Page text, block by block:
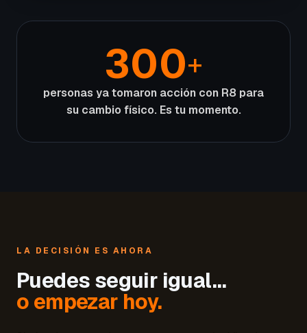
300+
personas ya tomaron acción con R8 para
su cambio físico. Es tu momento.
LA DECISIÓN ES AHORA
Puedes seguir igual…
o empezar hoy.